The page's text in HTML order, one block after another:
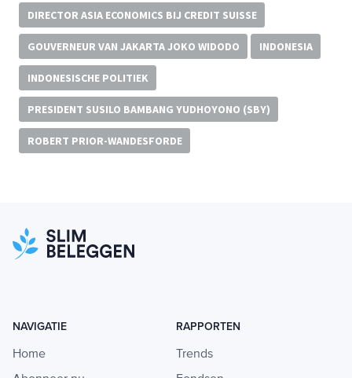
DIRECTOR ASIA ECONOMICS BIJ CREDIT SUISSE
GOUVERNEUR VAN JAKARTA JOKO WIDODO INDONESIA
INDONESISCHE POLITIEK
PRESIDENT SUSILO BAMBANG YUDHOYONO (SBY)
ROBERT PRIOR-WANDESFORDE
NAVIGATIE
Home
RAPPORTEN
Trends